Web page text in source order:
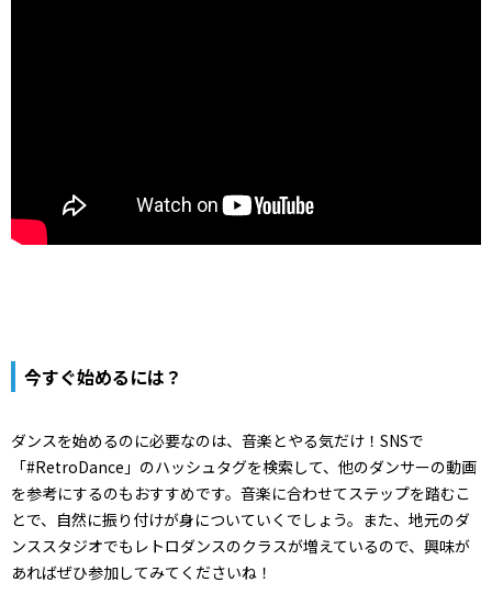
今すぐ始めるには？
ダンスを始めるのに必要なのは、音楽とやる気だけ！SNSで
「#RetroDance」のハッシュタグを検索して、他のダンサーの動画
を参考にするのもおすすめです。音楽に合わせてステップを踏むこ
とで、自然に振り付けが身についていくでしょう。また、地元のダ
ンススタジオでもレトロダンスのクラスが増えているので、興味が
あればぜひ参加してみてくださいね！